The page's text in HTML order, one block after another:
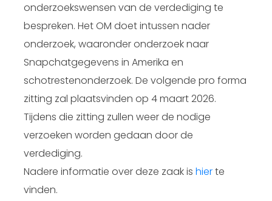
onderzoekswensen van de verdediging te
bespreken. Het OM doet intussen nader
onderzoek, waaronder onderzoek naar
Snapchatgegevens in Amerika en
schotrestenonderzoek. De volgende pro forma
zitting zal plaatsvinden op 4 maart 2026.
Tijdens die zitting zullen weer de nodige
verzoeken worden gedaan door de
verdediging.
Nadere informatie over deze zaak is hierte
vinden.